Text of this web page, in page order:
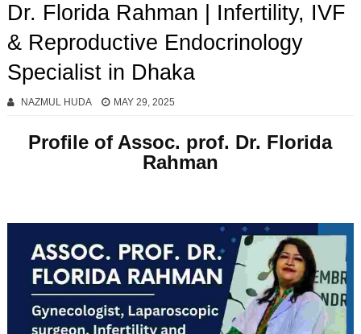
Dr. Florida Rahman | Infertility, IVF
& Reproductive Endocrinology
Specialist in Dhaka
NAZMUL HUDA MAY 29, 2025
Profile of Assoc. prof. Dr. Florida
Rahman